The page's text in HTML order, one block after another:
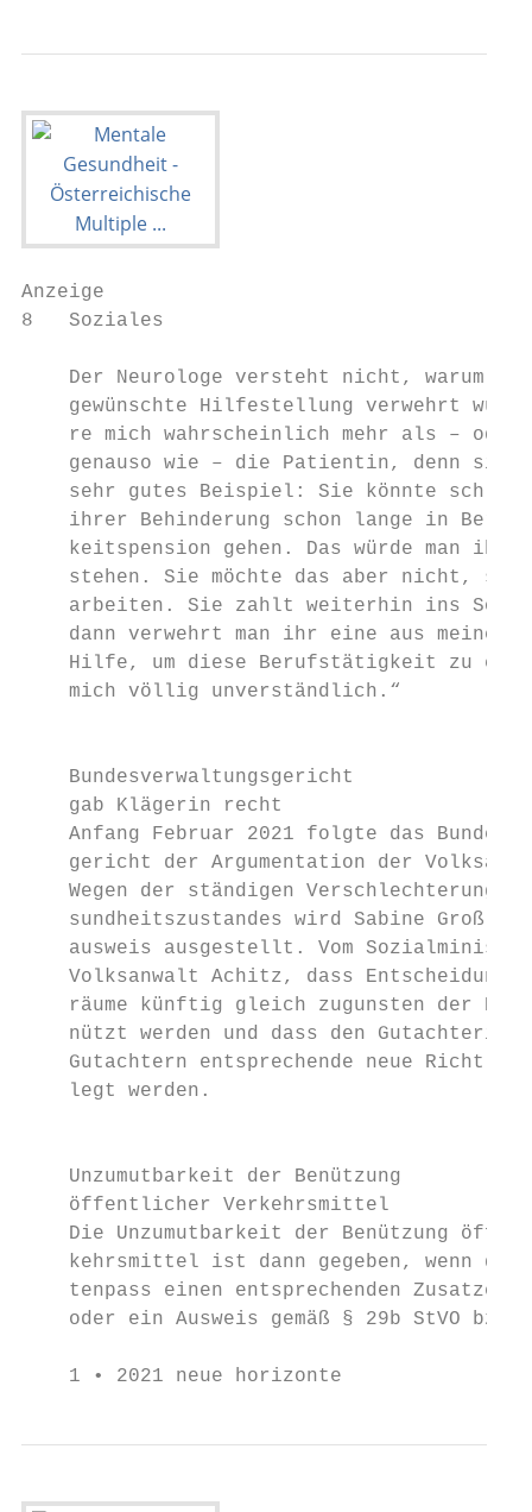
Anzeige
8   Soziales
Der Neurologe versteht nicht, warum
gewünschte Hilfestellung verwehrt
re mich wahrscheinlich mehr als – oder
genauso wie – die Patientin, denn sie
sehr gutes Beispiel: Sie könnte
ihrer Behinderung schon lange in
keitspension gehen. Das würde man ihr
stehen. Sie möchte das aber nicht,
arbeiten. Sie zahlt weiterhin ins
dann verwehrt man ihr eine aus meiner
Hilfe, um diese Berufstätigkeit zu
mich völlig unverständlich.“
Bundesverwaltungsgericht
gab Klägerin recht
Anfang Februar 2021 folgte das
gericht der Argumentation der
Wegen der ständigen Verschlechterung
sundheitszustandes wird Sabine Groß
ausweis ausgestellt. Vom
Volksanwalt Achitz, dass
räume künftig gleich zugunsten der
nützt werden und dass den
Gutachtern entsprechende neue
legt werden.
Unzumutbarkeit der Benützung
öffentlicher Verkehrsmittel
Die Unzumutbarkeit der Benützung
kehrsmittel ist dann gegeben, wenn
tenpass einen entsprechenden
oder ein Ausweis gemäß § 29b StVO
    1 • 2021 neue horizonte